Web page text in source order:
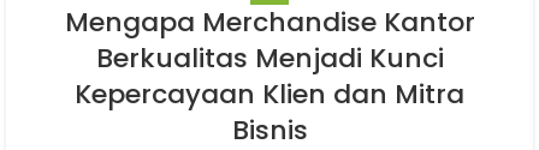
Mengapa Merchandise Kantor
Berkualitas Menjadi Kunci
Kepercayaan Klien dan Mitra
Bisnis